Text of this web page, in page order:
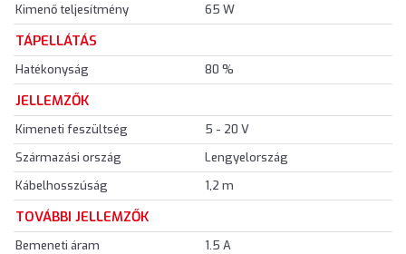
Kimenő teljesítmény
65 W
TÁPELLÁTÁS
Hatékonyság 80 %
JELLEMZŐK
Kimeneti feszültség
5 - 20 V
Származási ország
Lengyelország
Kábelhosszúság
1,2 m
TOVÁBBI JELLEMZŐK
Bemeneti áram
1.5 A